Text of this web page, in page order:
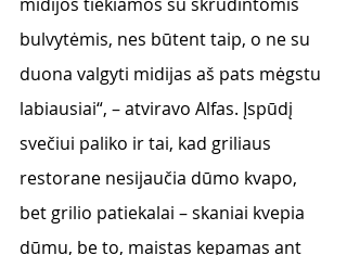
bulvytėmis, nes būtent taip, o ne su
duona valgyti midijas aš pats mėgstu
labiausiai“, – atviravo Alfas. Įspūdį
svečiui paliko ir tai, kad griliaus
restorane nesijaučia dūmo kvapo,
bet grilio patiekalai – skaniai kvepia
dūmu, be to, maistas kepamas ant